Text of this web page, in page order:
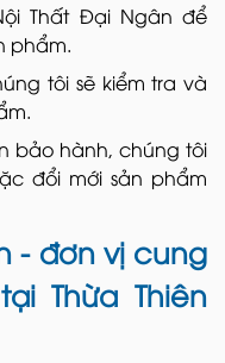
Thất Đại Ngân để
phẩm.
tôi sẽ kiểm tra và
bảo hành, chúng tôi
đổi mới sản phẩm
- đơn vị cung
Thừa Thiên